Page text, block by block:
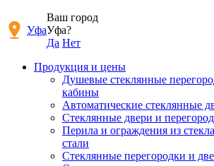
Уфа
Ваш город
Уфа?
Да Нет
Продукция и цены
Душевые стеклянные
кабины
Автоматические стеклянные
Стеклянные двери и
Перила и ограждения из
стали
Стеклянные перегородки и